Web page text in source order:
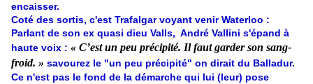
encaisser.
Coté des sortis, c'est Trafalgar voyant venir Waterloo :
Parlant de son ex quasi dieu Valls, André Vallini s'épand à
haute voix : « C’est un peu précipité. Il faut garder son sang-
froid. » savourez le "un peu précipité" on dirait du Balladur.
Ce n'est pas le fond de la démarche qui lui (leur) pose